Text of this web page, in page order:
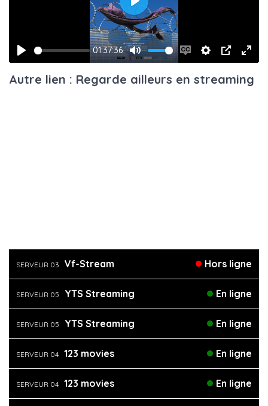
Play
01:37:36
Mute
Enable
captions
Settings
PIP
Play
Autre lien : Regarde ailleurs en streaming
SERVEUR 03 Vf-Stream Hors ligne
SERVEUR 05 YTS Streaming En ligne
SERVEUR 05 YTS Streaming En ligne
SERVEUR 04 123 movies En ligne
SERVEUR 04 123 movies En ligne